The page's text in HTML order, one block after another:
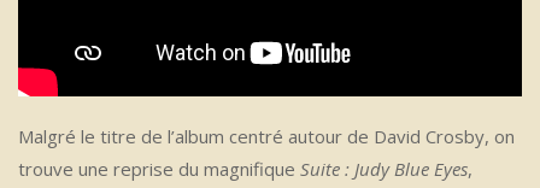
Malgré le titre de l’album centré autour de David Crosby, on
trouve une reprise du magnifique Suite : Judy Blue Eyes,